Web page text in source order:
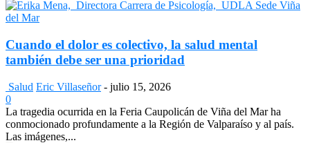
Cuando el dolor es colectivo, la salud mental
también debe ser una prioridad
Salud Eric Villaseñor - julio 15, 2026
0
La tragedia ocurrida en la Feria Caupolicán de Viña del Mar ha
conmocionado profundamente a la Región de Valparaíso y al país.
Las imágenes,...